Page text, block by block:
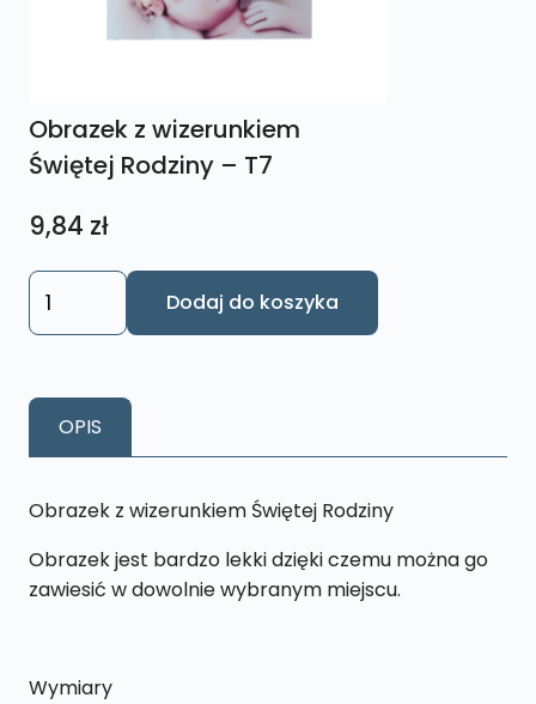
Obrazek z wizerunkiem
Świętej Rodziny – T7
9,84 zł
ilość
Obrazek
Świętej
Rodziny
T7
Dodaj do koszyka
OPIS
Obrazek z wizerunkiem Świętej Rodziny
Obrazek jest bardzo lekki dzięki czemu można go
zawiesić w dowolnie wybranym miejscu.
Wymiary